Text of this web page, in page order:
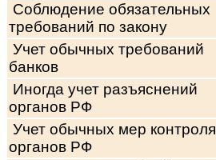
Соблюдение обязательных
требований по закону
Учет обычных требований
банков
Иногда учет разъяснений
органов РФ
Учет обычных мер контроля
органов РФ